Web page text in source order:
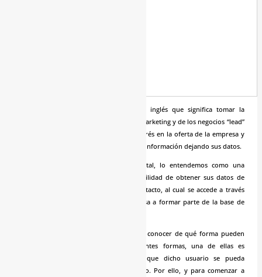
¿Que es un lead? Lead es un término inglés que significa tomar la
delantera o adelantar. En el mundo del marketing y de los negocios “lead”
es una persona o empresa que tiene interés en la oferta de la empresa y
lo demuestra a través de una solicitud de información dejando sus datos.
El concepto de lead en marketing digital, lo entendemos como una
persona que nos ha concedido la posibilidad de obtener sus datos de
contacto mediante un formulario de contacto, al cual se accede a través
de una landing page y gracias a ello, pasa a formar parte de la base de
Para saber que es un lead, es necesario conocer de qué forma pueden
generarse. Suelen generarse de diferentes formas, una de ellas es
ofreciendo contenidos de valor para que dicho usuario se pueda
descargar desde la web todo lo ofrecido. Por ello, y para comenzar a